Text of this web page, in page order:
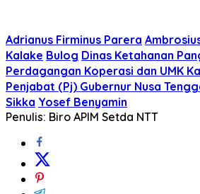
Adrianus Firminus Parera
Kalake Bulog Dinas Ketahanan
Perdagangan Koperasi dan UMK
Penjabat (Pj) Gubernur Nusa
Sikka Yosef Benyamin
Penulis: Biro APIM Setda NTT